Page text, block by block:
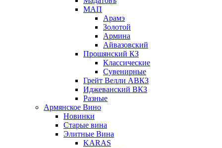
МАП
Арамэ
Золотой
Армина
Айвазовский
Прошянский КЗ
Классические
Сувенирные
Грейт Велли АВКЗ
Иджеванский ВКЗ
Разные
Армянское Вино
Новинки
Старые вина
Элитные Вина
KARAS